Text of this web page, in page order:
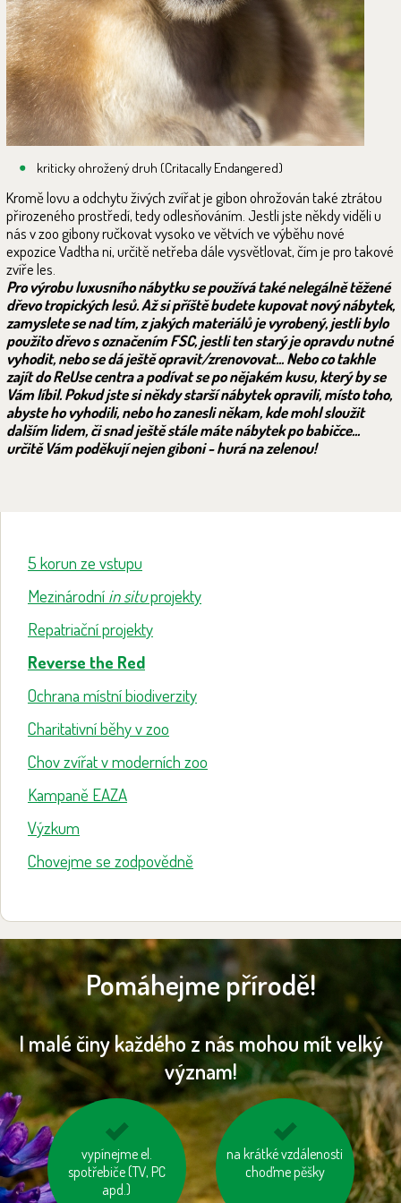
kriticky ohrožený druh (Critacally Endangered)
Kromě lovu a odchytu živých zvířat je gibon ohrožován také ztrátou
přirozeného prostředí, tedy odlesňováním. Jestli jste někdy viděli u
nás v zoo gibony ručkovat vysoko ve větvích ve výběhu nové
expozice Vadtha ni, určitě netřeba dále vysvětlovat, čím je pro takové
zvíře les.
Pro výrobu luxusního nábytku se používá také nelegálně těžené
dřevo tropických lesů. Až si příště budete kupovat nový nábytek,
zamyslete se nad tím, z jakých materiálů je vyrobený, jestli bylo
použito dřevo s označením FSC, jestli ten starý je opravdu nutné
vyhodit, nebo se dá ještě opravit/zrenovovat... Nebo co takhle
zajít do ReUse centra a podívat se po nějakém kusu, který by se
Vám líbil. Pokud jste si někdy starší nábytek opravili, místo toho,
abyste ho vyhodili, nebo ho zanesli někam, kde mohl sloužit
dalším lidem, či snad ještě stále máte nábytek po babičce...
určitě Vám poděkují nejen giboni - hurá na zelenou!
5 korun ze vstupu
Mezinárodní in situprojekty
Repatriační projekty
Reverse the Red
Ochrana místní biodiverzity
Charitativní běhy v zoo
Chov zvířat v moderních zoo
Kampaně EAZA
Výzkum
Chovejme se zodpovědně
Pomáhejme přírodě!
I malé činy každého z nás mohou mít velký
význam!
vypínejme el.
spotřebiče (TV, PC
apd.)
jezme sezónní
zeleninu a ovoce
vypěstované v našem
na krátké vzdálenosti
choďme pěšky
choďme po schodech,
nejezděme výtahem